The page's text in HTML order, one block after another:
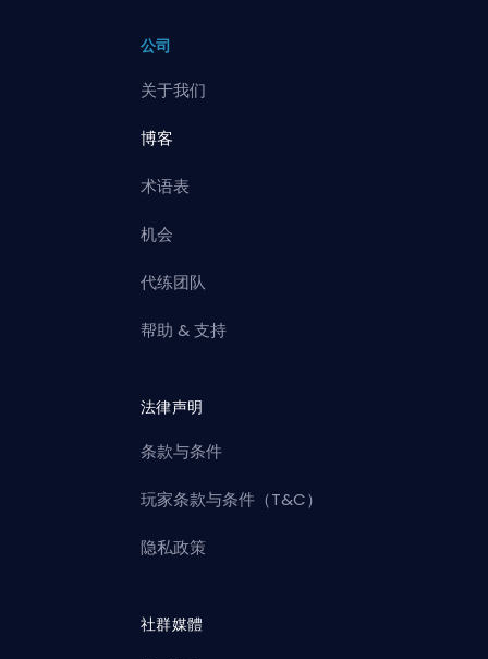
公司
关于我们
博客
术语表
机会
代练团队
帮助 & 支持
法律声明
条款与条件
玩家条款与条件（T&C）
隐私政策
社群媒體